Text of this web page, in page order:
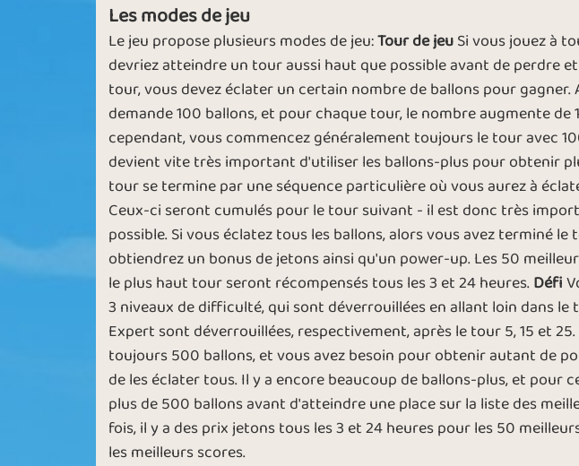
Yellow Fever Green Policy Blue Dream
Spin the Balloon Light Balloon Flying Objects
Hard Points Wealthy Buster Crazy Balloons
Christmas
Les modes de jeu
Le jeu propose plusieurs modes de jeu:Tour de jeuSi vous jouez à
devriez atteindre un tour aussi haut que possible avant de perdre
tour, vous devez éclater un certain nombre de ballons pour gagner.
demande 100 ballons, et pour chaque tour, le nombre augmente de
cependant, vous commencez généralement toujours le tour avec
devient vite très important d'utiliser les ballons-plus pour obtenir
tour se termine par une séquence particulière où vous aurez à
Ceux-ci seront cumulés pour le tour suivant - il est donc très
possible. Si vous éclatez tous les ballons, alors vous avez terminé
obtiendrez un bonus de jetons ainsi qu'un power-up. Les 50
le plus haut tour seront récompensés tous les 3 et 24 heures.Défi
3 niveaux de difficulté, qui sont déverrouillées en allant loin dans le
Expert sont déverrouillées, respectivement, après le tour 5, 15 et
toujours 500 ballons, et vous avez besoin pour obtenir autant de
de les éclater tous. Il y a encore beaucoup de ballons-plus, et pour
plus de 500 ballons avant d'atteindre une place sur la liste des
fois, il y a des prix jetons tous les 3 et 24 heures pour les 50
les meilleurs scores.